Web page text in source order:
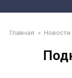
Главная » Новости